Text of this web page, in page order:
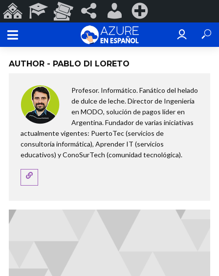
AUTHOR - PABLO DI LORETO
Profesor. Informático. Fanático del helado
de dulce de leche. Director de Ingeniería
en MODO, solución de pagos líder en
Argentina. Fundador de varias iniciativas
actualmente vigentes: PuertoTec (servicios de
consultoría informática), Aprender IT (servicios
educativos) y ConoSurTech (comunidad tecnológica).
Sitios
de
Programas
Educativos
Eventos
y
Espectáculos
#ConoSurTech
en
redes
Iniciar
sesión